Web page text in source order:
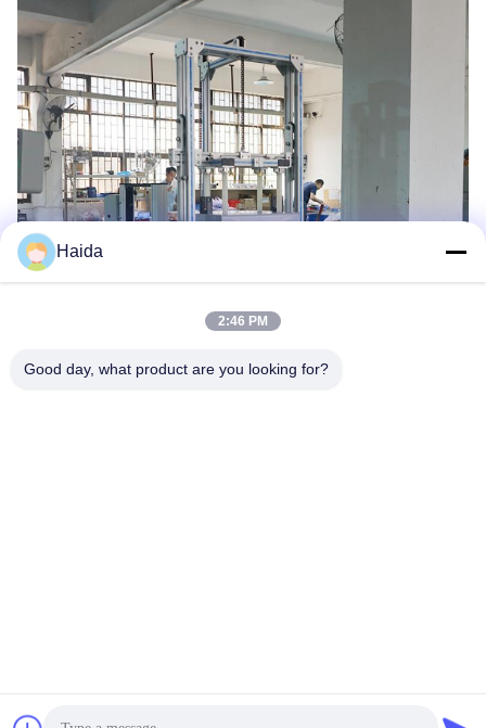
Snel contact
Haida
2:46 PM
Good day, what product are you looking for?